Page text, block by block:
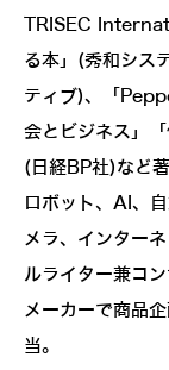
TRISEC
る本」(秀和シス
ティブ)、「
会とビジネス」
(日経BP社)など著
ロボット、AI、
メラ、インター
ルライター兼コ
メーカーで商品
当。